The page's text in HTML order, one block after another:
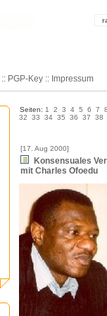
:: PGP-Key :: Impressum
Seiten: 1 2 3 4 5 6 7
32
33 34 35 36 37 38
[17. Aug 2000]
Konsensuales
mit Charles Ofoedu